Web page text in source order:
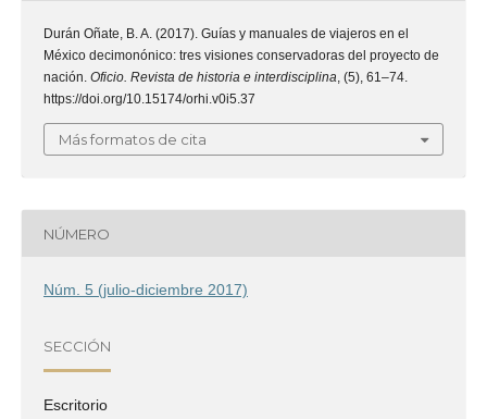
Durán Oñate, B. A. (2017). Guías y manuales de viajeros en el
México decimonónico: tres visiones conservadoras del proyecto de
nación. Oficio. Revista de historia e interdisciplina, (5), 61–74.
https://doi.org/10.15174/orhi.v0i5.37
Más formatos de cita
NÚMERO
Núm. 5 (julio-diciembre 2017)
SECCIÓN
Escritorio